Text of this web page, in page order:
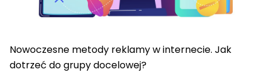
Nowoczesne metody reklamy w internecie. Jak
dotrzeć do grupy docelowej?